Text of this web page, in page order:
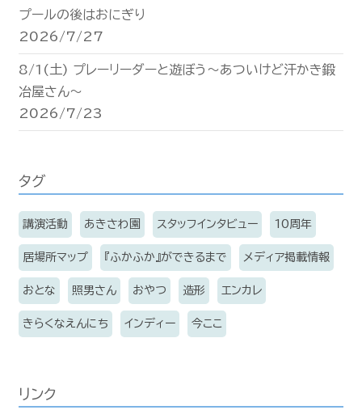
プールの後はおにぎり
2026/7/27
8/1(土) プレーリーダーと遊ぼう〜あついけど汗かき鍛
冶屋さん〜
2026/7/23
タグ
講演活動 あきさわ園 スタッフインタビュー 10周年
居場所マップ 『ふかふか』ができるまで メディア掲載情報
おとな 照男さん おやつ 造形 エンカレ
きらくなえんにち インディー 今ここ
リンク